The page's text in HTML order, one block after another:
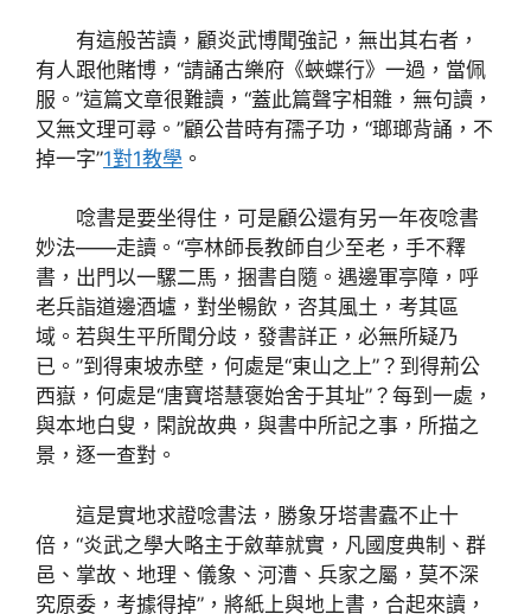
有這般苦讀，顧炎武博聞強記，無出其右者，
有人跟他賭博，“請誦古樂府《蛺蝶行》一過，當佩
服。”這篇文章很難讀，“蓋此篇聲字相雜，無句讀，
又無文理可尋。”顧公昔時有孺子功，“瑯瑯背誦，不
掉一字”1對1教學 。
唸書是要坐得住，可是顧公還有另一年夜唸書
妙法——走讀。“亭林師長教師自少至老，手不釋
書，出門以一騾二馬，捆書自隨。遇邊軍亭障，呼
老兵詣道邊酒壚，對坐暢飲，咨其風土，考其區
域。若與生平所聞分歧，發書詳正，必無所疑乃
已。”到得東坡赤壁，何處是“東山之上”？到得荊公
西嶽，何處是“唐寶塔慧褒始舍于其址”？每到一處，
與本地白叟，閑說故典，與書中所記之事，所描之
景，逐一查對。
這是實地求證唸書法，勝象牙塔書蠹不止十
倍，“炎武之學大略主于斂華就實，凡國度典制、群
邑、掌故、地理、儀象、河漕、兵家之屬，莫不深
究原委，考據得掉”，將紙上與地上書，合起來讀，